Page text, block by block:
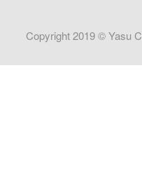
Copyright 2019 © Yasu